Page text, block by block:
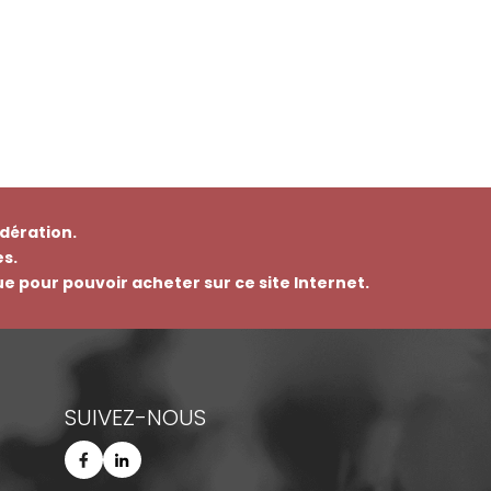
pour pouvoir acheter sur ce site Internet.
SUIVEZ-NOUS